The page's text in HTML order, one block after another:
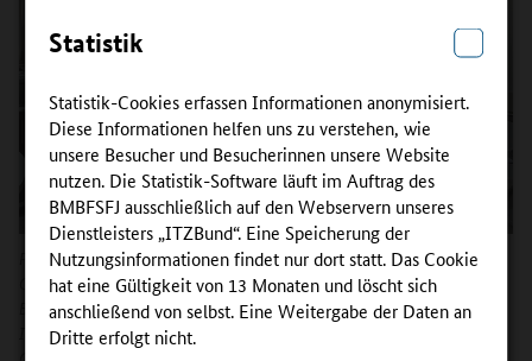
Statistik
Statistik-Cookies erfassen Informationen anonymisiert.
Diese Informationen helfen uns zu verstehen, wie
unsere Besucher und Besucherinnen unsere Website
nutzen. Die Statistik-Software läuft im Auftrag des
BMBFSFJ ausschließlich auf den Webservern unseres
Dienstleisters „ITZBund“. Eine Speicherung der
Nutzungsinformationen findet nur dort statt. Das Cookie
hat eine Gültigkeit von 13 Monaten und löscht sich
anschließend von selbst. Eine Weitergabe der Daten an
Dritte erfolgt nicht.
Projektstart von InnoHubAzubi an der BBS1 Delmenhorst:
Christine Kreuzer, Nataly Stimpel, Melina Wesp sowie die Lehrkräfte
Björn Mokwinski und Saskia Witte begleiten den Auftakt des
Innovationsprojekts im schulischen Lernkontext.